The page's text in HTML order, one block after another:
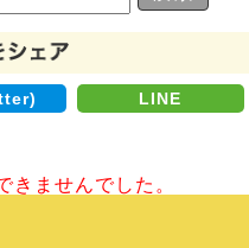
LINE
きませんでした。